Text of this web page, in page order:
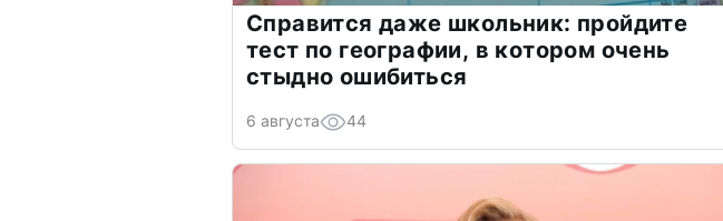
Справится даже школьник: пройдите
тест по географии, в котором очень
стыдно ошибиться
6 августа 44